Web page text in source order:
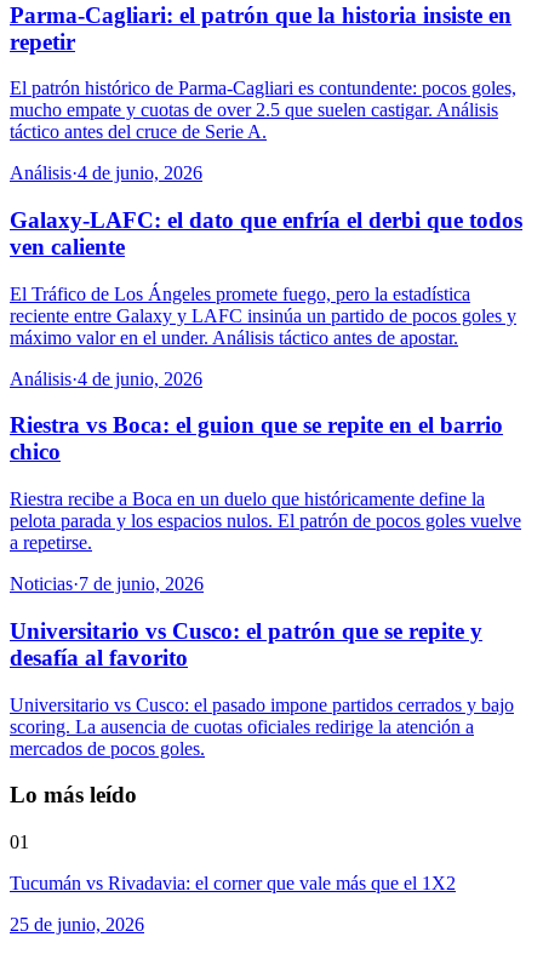
Parma-Cagliari: el patrón que la historia insiste en
repetir
El patrón histórico de Parma-Cagliari es contundente: pocos goles,
mucho empate y cuotas de over 2.5 que suelen castigar. Análisis
táctico antes del cruce de Serie A.
Análisis·4 de junio, 2026
Galaxy-LAFC: el dato que enfría el derbi que todos
ven caliente
El Tráfico de Los Ángeles promete fuego, pero la estadística
reciente entre Galaxy y LAFC insinúa un partido de pocos goles y
máximo valor en el under. Análisis táctico antes de apostar.
Análisis·4 de junio, 2026
Riestra vs Boca: el guion que se repite en el barrio
chico
Riestra recibe a Boca en un duelo que históricamente define la
pelota parada y los espacios nulos. El patrón de pocos goles vuelve
a repetirse.
Noticias·7 de junio, 2026
Universitario vs Cusco: el patrón que se repite y
desafía al favorito
Universitario vs Cusco: el pasado impone partidos cerrados y bajo
scoring. La ausencia de cuotas oficiales redirige la atención a
mercados de pocos goles.
Lo más leído
01
Tucumán vs Rivadavia: el corner que vale más que el 1X2
25 de junio, 2026